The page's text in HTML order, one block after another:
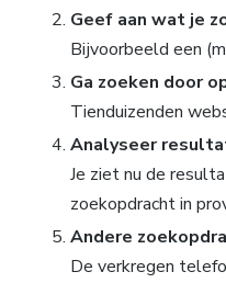
Geef aan wat je
Bijvoorbeeld een
Ga zoeken door
Tienduizenden
Analyseer
Je ziet nu de
zoekopdracht in
Andere
De verkregen